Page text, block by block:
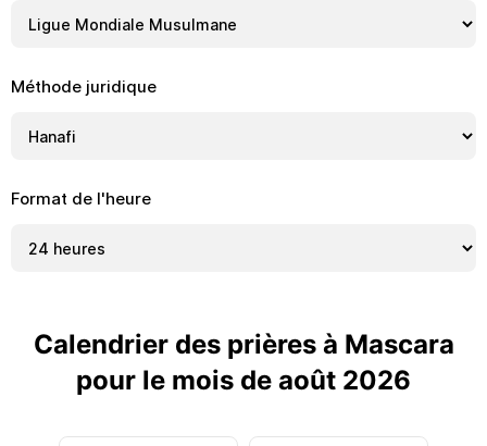
Méthode juridique
Format de l'heure
Calendrier des prières à Mascara
pour le mois de août 2026